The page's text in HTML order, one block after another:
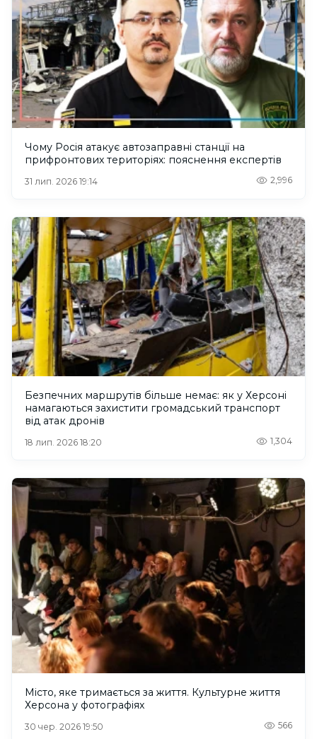
Чому Росія атакує автозаправні станції на
прифронтових територіях: пояснення експертів
31 лип. 2026 19:14 2,996
Безпечних маршрутів більше немає: як у Херсоні
намагаються захистити громадський транспорт
від атак дронів
18 лип. 2026 18:20 1,304
Місто, яке тримається за життя. Культурне життя
Херсона у фотографіях
30 чер. 2026 19:50 566